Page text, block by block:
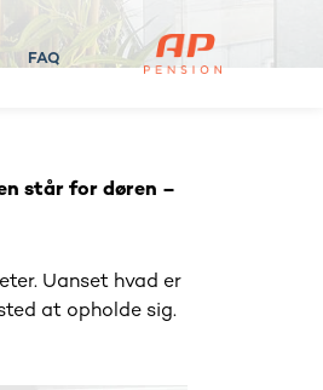
FAQ
står for døren –
Uanset hvad er
at opholde sig.